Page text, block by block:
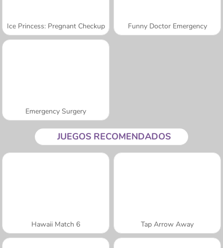
Ice Princess: Pregnant Checkup Funny Doctor Emergency
Emergency Surgery
JUEGOS RECOMENDADOS
Hawaii Match 6 Tap Arrow Away